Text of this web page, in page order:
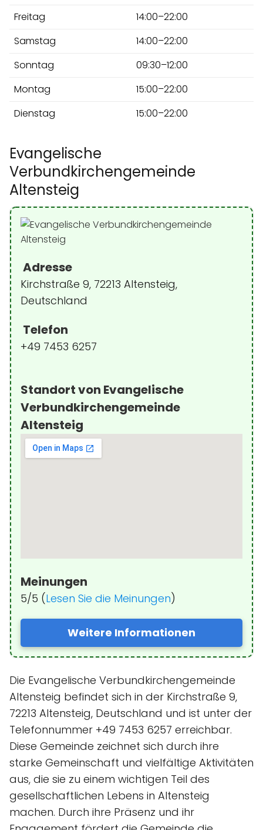
Freitag
14:00–22:00
Samstag
14:00–22:00
Sonntag
09:30–12:00
Montag
15:00–22:00
Dienstag
15:00–22:00
Evangelische
Verbundkirchengemeinde
Altensteig
Adresse
Kirchstraße 9, 72213 Altensteig,
Deutschland
Telefon
+49 7453 6257
Standort von Evangelische
Verbundkirchengemeinde
Altensteig
Meinungen
5/5 (Lesen Sie die Meinungen)
Weitere Informationen
Die Evangelische Verbundkirchengemeinde
Altensteig befindet sich in der Kirchstraße 9,
72213 Altensteig, Deutschland und ist unter der
Telefonnummer +49 7453 6257 erreichbar.
Diese Gemeinde zeichnet sich durch ihre
starke Gemeinschaft und vielfältige Aktivitäten
aus, die sie zu einem wichtigen Teil des
gesellschaftlichen Lebens in Altensteig
machen. Durch ihre Präsenz und ihr